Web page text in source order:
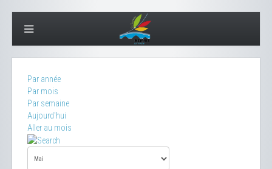
Par année
Par mois
Par semaine
Aujourd'hui
Aller au mois